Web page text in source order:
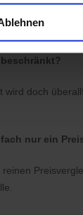
wird doch überall!
nur ein